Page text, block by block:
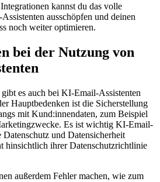
kannst du das volle
ausschöpfen und deinen
noch weiter optimieren.
bei der Nutzung von
es auch bei KI-Email-Assistenten
Hauptbedenken ist die Sicherstellung
mit Kund:innendaten, zum Beispiel
Es ist wichtig KI-Email-
und Datensicherheit
hinsichtlich ihrer Datenschutzrichtlinie
außerdem Fehler machen, wie zum